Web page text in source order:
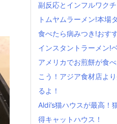
副反応とインフルワク
トムヤムラーメン!本場
食べたら病みつき!おす
インスタントラーメン!
アメリカでお煎餅が食
こう！アジア食材店よ
るよ！
Aldi’s猫ハウスが最高！
得キャットハウス！